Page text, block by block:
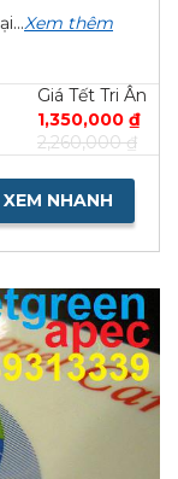
Xem thêm
Giá Tết Tri Ân
1,350,000 ₫
2,260,000 ₫
XEM NHANH